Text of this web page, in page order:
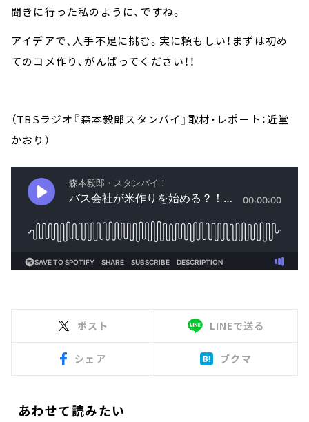
聞きに行った私のように、ですね。
アイデアで、人手不足に挑む。実に頼もしい！まずは初め
てのコメ作り、がんばってください！！
（TBSラジオ『森本毅郎スタンバイ』取材・レポート：近堂
かおり）
ポスト LINEで送る
シェア ブクマ
あわせて読みたい